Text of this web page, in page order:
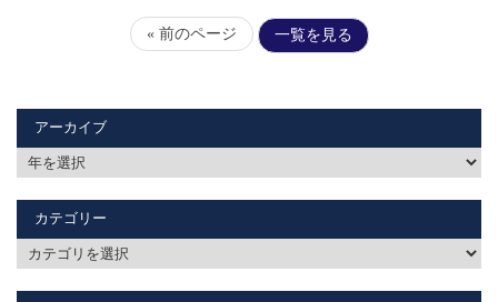
« 前のページ 一覧を見る
アーカイブ
カテゴリー